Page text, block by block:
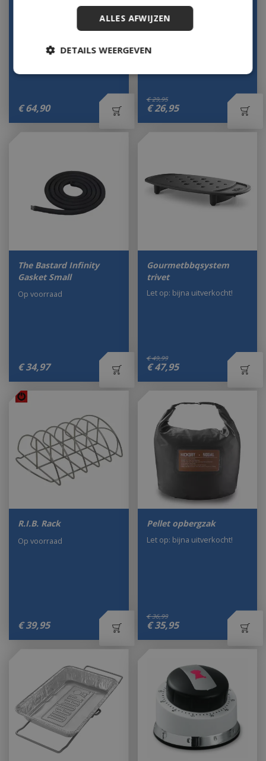
Flexible Cooking Rack -
€ 64,90
Let op: bijna uitverkocht!
Bbq grillrooster lifter
€ 29,95
€ 26,95
Op voorraad
The Bastard Infinity
Gasket Small
€ 34,97
Op voorraad
Gourmetbbqsystem
trivet
€ 49,99
€ 47,95
Let op: bijna uitverkocht!
R.I.B. Rack
€ 39,95
Op voorraad
Pellet opbergzak
€ 36,99
€ 35,95
Let op: bijna uitverkocht!
ALLES AFWIJZEN
DETAILS WEERGEVEN